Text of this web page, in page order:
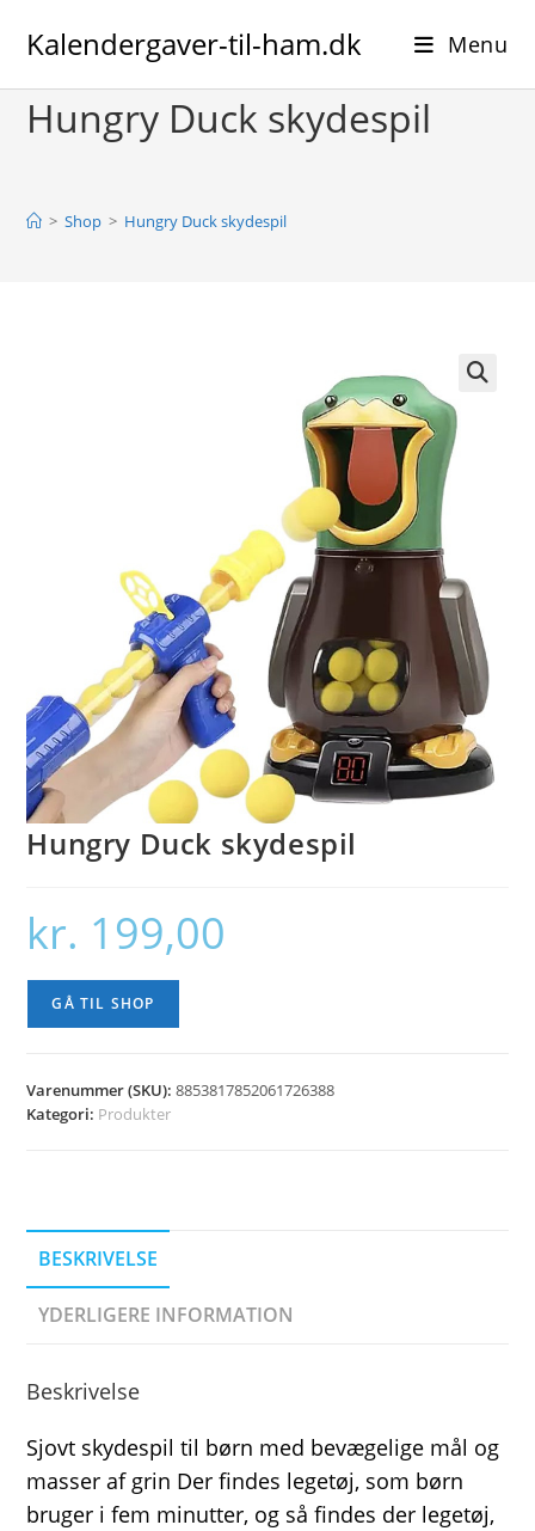
Kalendergaver-til-ham.dk Menu
Hungry Duck skydespil
> Shop > Hungry Duck skydespil
Hungry Duck skydespil
kr. 199,00
GÅ TIL SHOP
Varenummer (SKU):8853817852061726388
Kategori: Produkter
BESKRIVELSE
YDERLIGERE INFORMATION
Beskrivelse
Sjovt skydespil til børn med bevægelige mål og
masser af grin Der findes legetøj, som børn
bruger i fem minutter, og så findes der legetøj,